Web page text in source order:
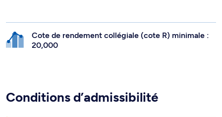
Cote de rendement collégiale (cote R) minimale :
20,000
Conditions d’admissibilité